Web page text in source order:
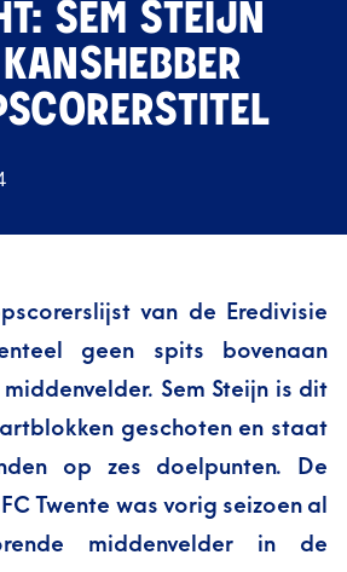
SEM STEIJN
van de Eredivisie
geen spits bovenaan
Sem Steijn is dit
geschoten en staat
op zes doelpunten. De
Twente was vorig seizoen al
middenvelder in de